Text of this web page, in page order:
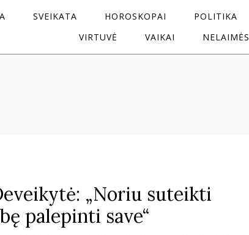
SVEIKATA HOROSKOPAI POLITIKA
VIRTUVĖ
VAIKAI NELAIMĖS
„Noriu suteikti
palepinti save“